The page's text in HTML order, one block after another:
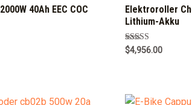
40Ah EEC COC
Elektroroller
Lithium-Akku
Rated
5.00
$4,956.00